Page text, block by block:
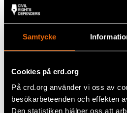
Samtycke
Cookies på crd.org
På crd.org använder vi oss av
besökarbeteenden och effekten
Den statistiken hjälper oss att
skickas en larmsignal
koordinatorer till Civil Rights
huvudkontor i Stockholm
i människorättsförsvararens
Vid en attack kan dessa
påbörja arbetet att lokalisera
den som är i fara. Samtidigt
Rights Defenders omvärlden
agera snabbt kan vara